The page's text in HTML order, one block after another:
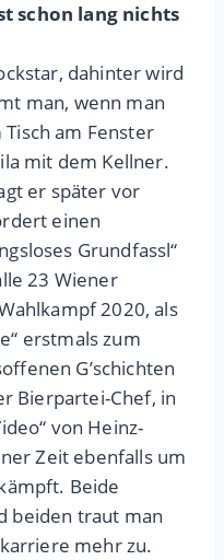
schon lang nichts
dahinter wird
man, wenn man
am Fenster
mit dem Kellner.
er später vor
einen
Grundfassl“
23 Wiener
2020, als
erstmals zum
G’schichten
Bierpartei-Chef, in
von Heinz-
Zeit ebenfalls um
Beide
beiden traut man
mehr zu.